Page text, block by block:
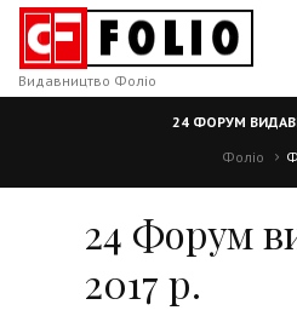
Видавництво Фоліо
24 ФОРУМ
Фоліо
24 Форум
2017 р.